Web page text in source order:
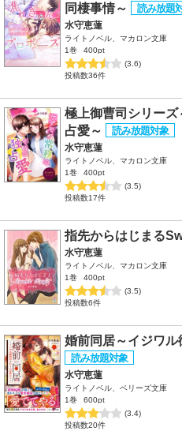
同棲事情～
水守恵蓮
ライトノベル、マカロン文庫
1巻
400pt
(3.6)
投稿数36件
極上御曹司シリー
占愛～
水守恵蓮
ライトノベル、マカロン文庫
1巻
400pt
(3.5)
投稿数17件
指先からはじまる
水守恵蓮
ライトノベル、マカロン文庫
1巻
400pt
(3.5)
投稿数6件
婚前同居～イジワ
水守恵蓮
ライトノベル、ベリーズ文庫
1巻
600pt
(3.4)
投稿数20件